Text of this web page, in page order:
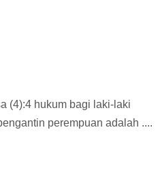
(4):4 hukum bagi laki-laki
perempuan adalah ....